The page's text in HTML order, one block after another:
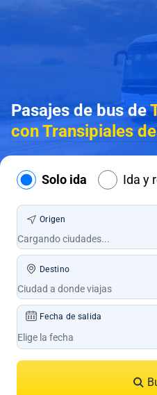
Pasajes de bus de
con Transipiales
Solo ida Ida y
Origen
Destino
Fecha de salida